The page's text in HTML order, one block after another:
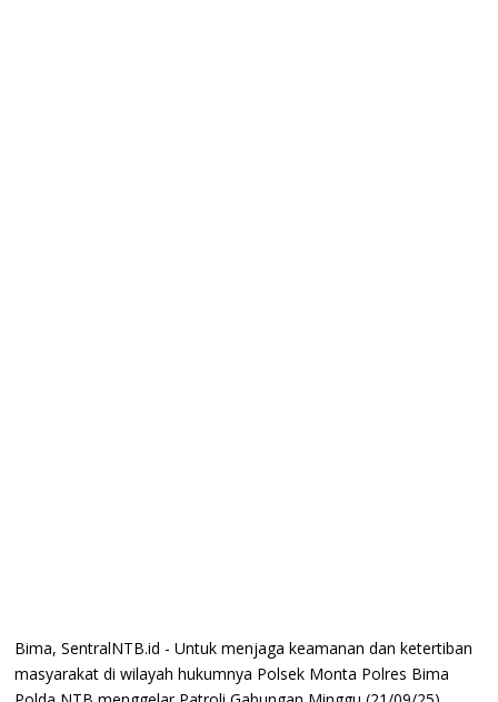
Bima, SentralNTB.id - Untuk menjaga keamanan dan ketertiban
masyarakat di wilayah hukumnya Polsek Monta Polres Bima